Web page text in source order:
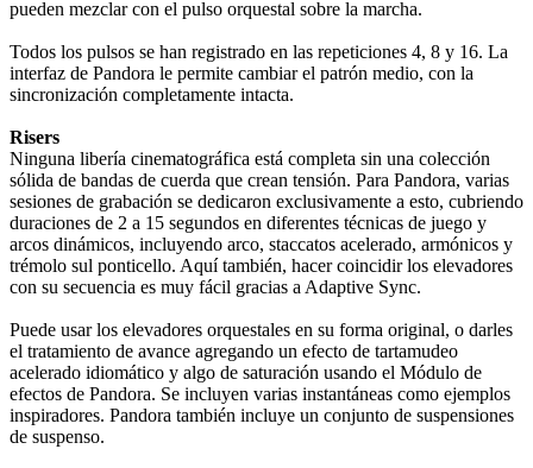
pueden mezclar con el pulso orquestal sobre la marcha.
Todos los pulsos se han registrado en las repeticiones 4, 8 y 16. La
interfaz de Pandora le permite cambiar el patrón medio, con la
sincronización completamente intacta.
Risers
Ninguna libería cinematográfica está completa sin una colección
sólida de bandas de cuerda que crean tensión. Para Pandora, varias
sesiones de grabación se dedicaron exclusivamente a esto, cubriendo
duraciones de 2 a 15 segundos en diferentes técnicas de juego y
arcos dinámicos, incluyendo arco, staccatos acelerado, armónicos y
trémolo sul ponticello. Aquí también, hacer coincidir los elevadores
con su secuencia es muy fácil gracias a Adaptive Sync.
Puede usar los elevadores orquestales en su forma original, o darles
el tratamiento de avance agregando un efecto de tartamudeo
acelerado idiomático y algo de saturación usando el Módulo de
efectos de Pandora. Se incluyen varias instantáneas como ejemplos
inspiradores. Pandora también incluye un conjunto de suspensiones
de suspenso.